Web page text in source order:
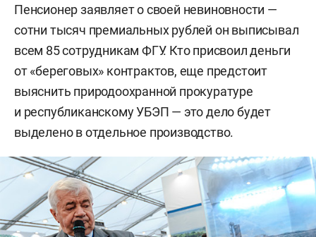
Пенсионер заявляет о своей невиновности —
сотни тысяч премиальных рублей он выписывал
всем 85 сотрудникам ФГУ. Кто присвоил деньги
от «береговых» контрактов, еще предстоит
выяснить природоохранной прокуратуре
и республиканскому УБЭП — это дело будет
выделено в отдельное производство.